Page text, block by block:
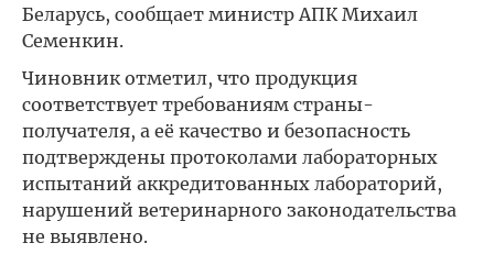
Беларусь, сообщает министр АПК Михаил
Семенкин.
Чиновник отметил, что продукция
соответствует требованиям страны-
получателя, а её качество и безопасность
подтверждены протоколами лабораторных
испытаний аккредитованных лабораторий,
нарушений ветеринарного законодательства
не выявлено.